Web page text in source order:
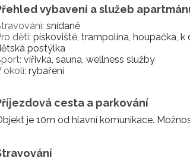
vybavení a služeb
snídaně
děti: pískoviště, trampolína, houpačka, k
postýlka
vířivka, sauna, wellness služby
okolí: rybaření
cesta a parkování
je 10m od hlavní komunikace.